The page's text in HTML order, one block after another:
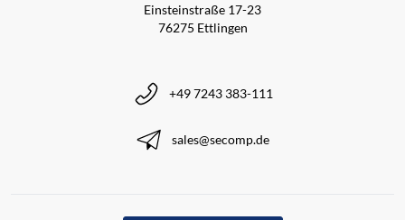
Einsteinstraße 17-23
76275 Ettlingen
+49 7243 383-111
sales@secomp.de